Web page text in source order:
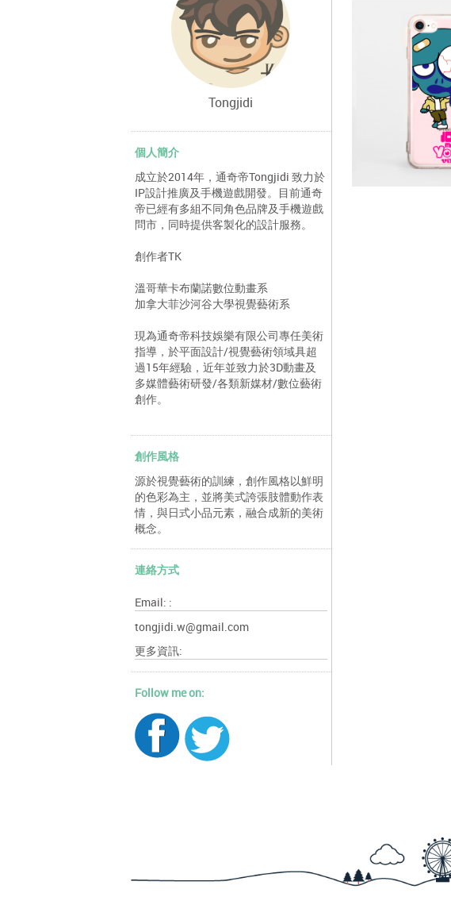
Tongjidi
個人簡介
成立於2014年，通奇帝Tongjidi 致力於
IP設計推廣及手機遊戲開發。目前通奇
帝已經有多組不同角色品牌及手機遊戲
問市，同時提供客製化的設計服務。
創作者TK
溫哥華卡布蘭諾數位動畫系
加拿大菲沙河谷大學視覺藝術系
現為通奇帝科技娛樂有限公司專任美術
指導，於平面設計/視覺藝術領域具超
過15年經驗，近年並致力於3D動畫及
多媒體藝術研發/各類新媒材/數位藝術
創作。
創作風格
源於視覺藝術的訓練，創作風格以鮮明
的色彩為主，並將美式誇張肢體動作表
情，與日式小品元素，融合成新的美術
概念。
連絡方式
Email: :
tongjidi.w@gmail.com
更多資訊:
Follow me on: